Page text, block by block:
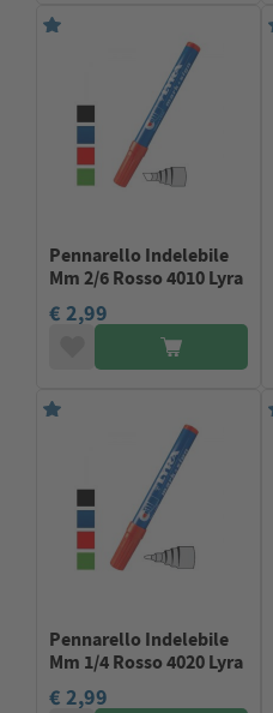
Pennarello Indelebile
Mm 2/6 Rosso 4010 Lyra
€ 2,99
Pennarello Indelebile
Mm 1/4 Rosso 4020 Lyra
€ 2,99